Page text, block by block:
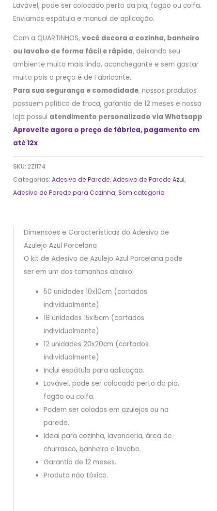
Lavável, pode ser colocado perto da pia, fogão ou coifa.
Enviamos espátula e manual de aplicação.
Com a QUARTINHOS,você decora a cozinha, banheiro
ou lavabo de forma fácil e rápida, deixando seu
ambiente muito mais lindo, aconchegante e sem gastar
muito pois o preço é de Fabricante.
Para sua segurança e comodidade, nossos produtos
possuem política de troca, garantia de 12 meses e nossa
loja possui atendimento personalizado via Whatsapp
Aproveite agora o preço de fábrica, pagamento em
até 12x
SKU: 2Z1174
Categorias:Adesivo de Parede,Adesivo de Parede Azul,
Adesivo de Parede para Cozinha,Sem categoria
Dimensões e Características do Adesivo de
Azulejo Azul Porcelana
O kit de Adesivo de Azulejo Azul Porcelana pode
ser em um dos tamanhos abaixo:
50 unidades 10x10cm (cortados
individualmente)
18 unidades 15x15cm (cortados
individualmente)
12 unidades 20x20cm (cortados
individualmente)
Inclui espátula para aplicação.
Lavável, pode ser colocado perto da pia,
fogão ou coifa.
Podem ser colados em azulejos ou na
parede.
Ideal para cozinha, lavanderia, área de
churrasco, banheiro e lavabo.
Garantia de 12 meses.
Produto não tóxico.